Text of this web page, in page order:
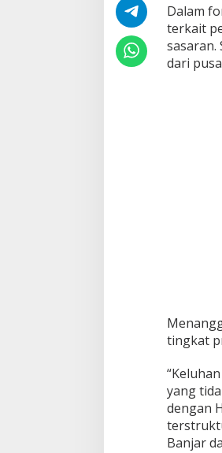
Dalam
terkait
sasaran.
dari
tingkat
yang
dengan
Banjar